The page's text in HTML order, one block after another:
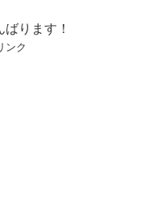
ります！
ンク